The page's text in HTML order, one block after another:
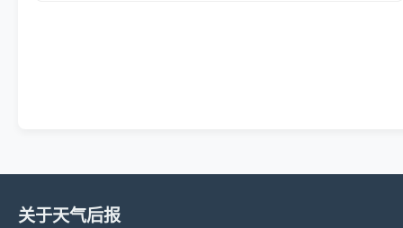
关于天气后报